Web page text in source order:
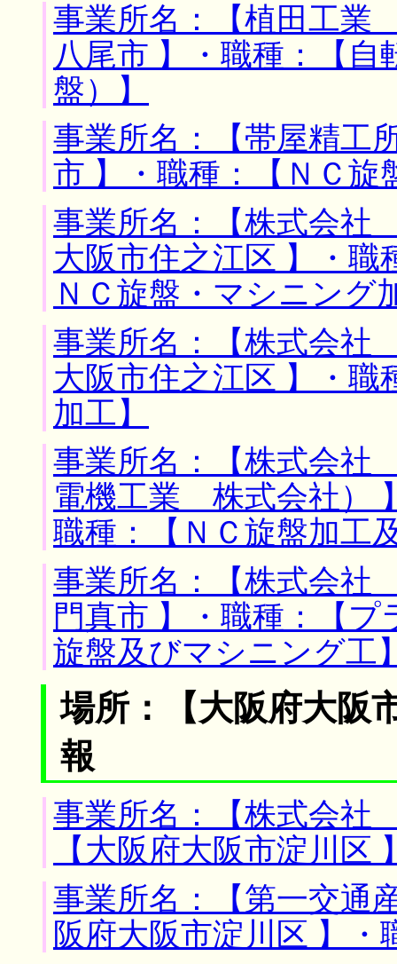
事業所名：【植田工業
八尾市 】・職種：【
盤）】
事業所名：【帯屋精工
市 】・職種：【ＮＣ旋
事業所名：【株式会社
大阪市住之江区 】・
ＮＣ旋盤・マシニング
事業所名：【株式会社
大阪市住之江区 】・
加工】
事業所名：【株式会
電機工業 株式会社）
職種：【ＮＣ旋盤加工
事業所名：【株式会
門真市 】・職種：【
旋盤及びマシニング工
場所：【大阪府大阪
報
事業所名：【株式会
【大阪府大阪市淀川
事業所名：【第一交通
阪府大阪市淀川区 】